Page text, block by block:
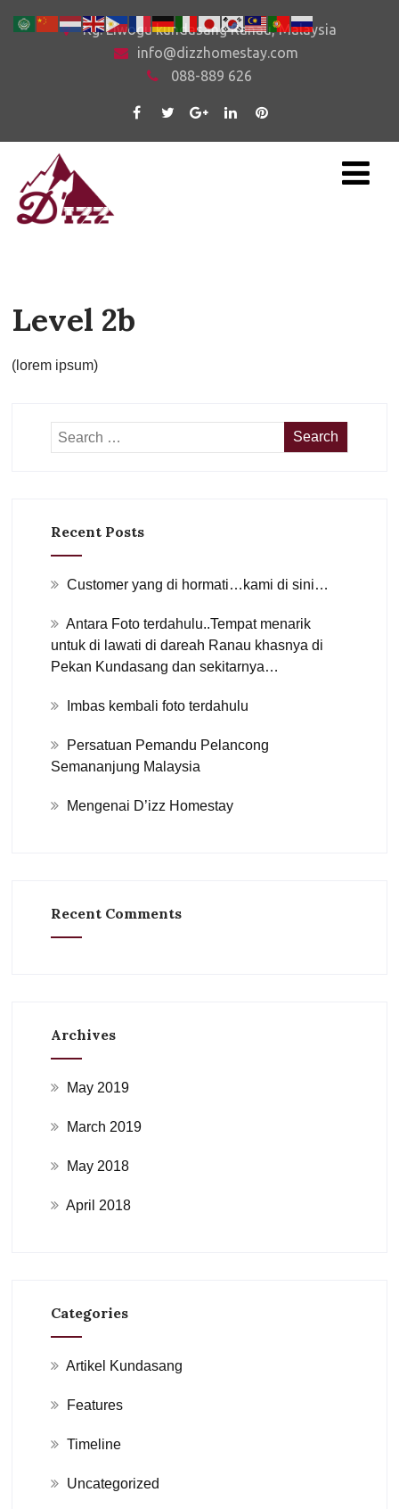
Kg. Liwogu kundasang Ranau, Malaysia
info@dizzhomestay.com
088-889 626
Level 2b
(lorem ipsum)
Recent Posts
Customer yang di hormati…kami di sini…
Antara Foto terdahulu..Tempat menarik
untuk di lawati di dareah Ranau khasnya di
Pekan Kundasang dan sekitarnya…
Imbas kembali foto terdahulu
Persatuan Pemandu Pelancong
Semananjung Malaysia
Mengenai D’izz Homestay
Recent Comments
Archives
May 2019
March 2019
May 2018
April 2018
Categories
Artikel Kundasang
Features
Timeline
Uncategorized